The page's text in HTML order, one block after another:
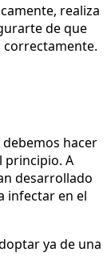
realiza
de que
hacer
principio. A
desarrollado
infectar en el
ya de una